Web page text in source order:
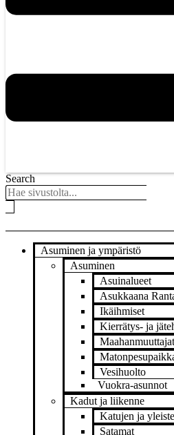
Search
Asuminen ja ympäristö
Asuminen
Asuinalueet
Asukkaana
Ikäihmiset
Kierrätys- ja
Maahanmuuttajat
Vesihuolto
Vuokra-asunnot
Kadut ja liikenne
Katujen ja
Satamat